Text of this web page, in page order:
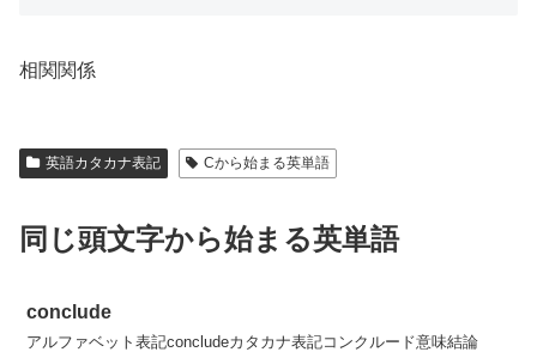
相関関係
英語カタカナ表記 Cから始まる英単語
同じ頭文字から始まる英単語
conclude
アルファベット表記concludeカタカナ表記コンクルード意味結論